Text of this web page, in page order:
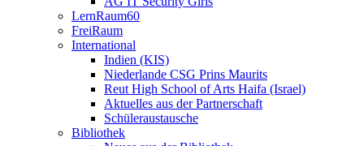
LernRaum60
FreiRaum
International
Indien (KIS)
Niederlande CSG Prins Maurits
Reut High School of Arts Haifa (Israel)
Aktuelles aus der Partnerschaft
Schüleraustausche
Bibliothek